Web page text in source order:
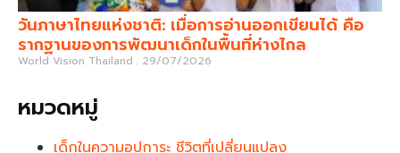
วันภาษาไทยแห่งชาติ: เมื่อการอ่านออกเขียนได้ คือ
รากฐานของการพัฒนาเด็กในพื้นที่ห่างไกล
World Vision Thailand 29/07/2026
หมวดหมู่
เด็กในความอุปการะ ชีวิตที่เปลี่ยนแปลง